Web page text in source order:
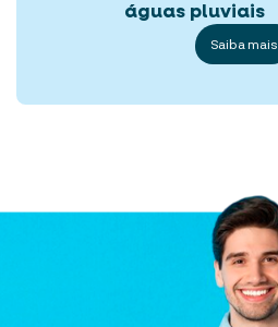
águas pluviais
Saiba mais